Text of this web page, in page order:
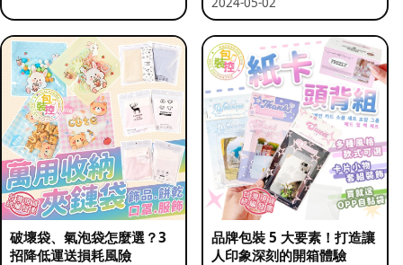
破壞袋、氣泡袋怎麼選？3
招降低運送損耗風險
品牌包裝 5 大要素！打造讓
人印象深刻的開箱體驗